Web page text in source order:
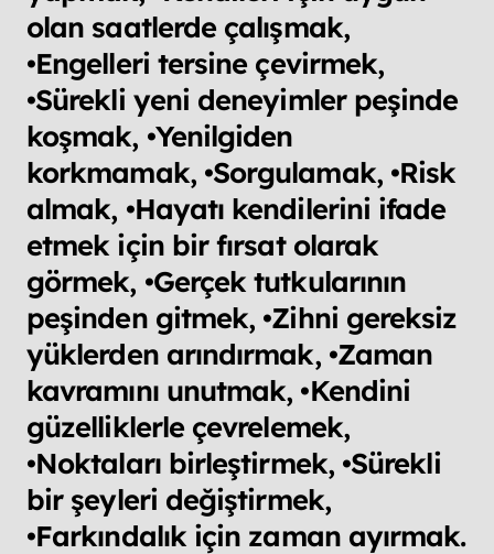
olan saatlerde çalışmak,
•Engelleri tersine çevirmek,
•Sürekli yeni deneyimler peşinde
koşmak, •Yenilgiden
korkmamak, •Sorgulamak, •Risk
almak, •Hayatı kendilerini ifade
etmek için bir fırsat olarak
görmek, •Gerçek tutkularının
peşinden gitmek, •Zihni gereksiz
yüklerden arındırmak, •Zaman
kavramını unutmak, •Kendini
güzelliklerle çevrelemek,
•Noktaları birleştirmek, •Sürekli
bir şeyleri değiştirmek,
•Farkındalık için zaman ayırmak.